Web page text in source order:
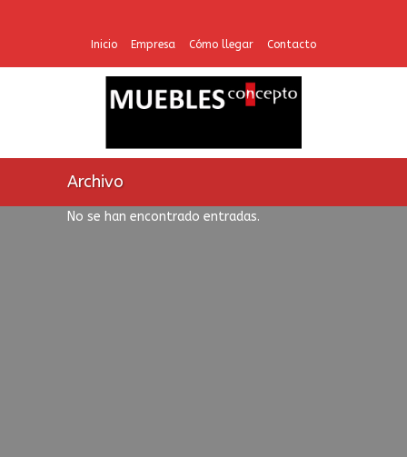
Inicio Empresa Cómo llegar Contacto
Archivo
No se han encontrado entradas.